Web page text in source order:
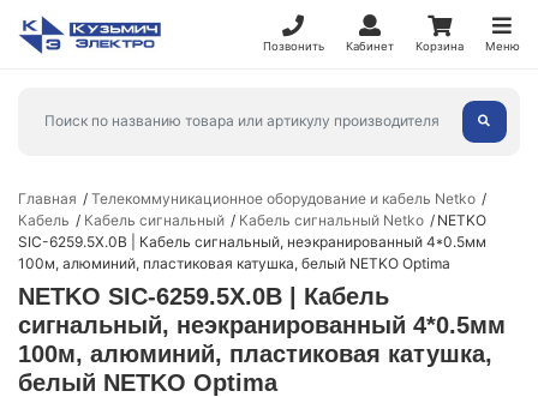
Позвонить Кабинет Корзина Меню
Главная
Телекоммуникационное оборудование и кабель Netko
Кабель
Кабель сигнальный Кабель сигнальный Netko
NETKO
SIC-6259.5X.0B | Кабель сигнальный, неэкранированный 4*0.5мм
100м, алюминий, пластиковая катушка, белый NETKO Optima
NETKO SIC-6259.5X.0B | Кабель
сигнальный, неэкранированный 4*0.5мм
100м, алюминий, пластиковая катушка,
белый NETKO Optima